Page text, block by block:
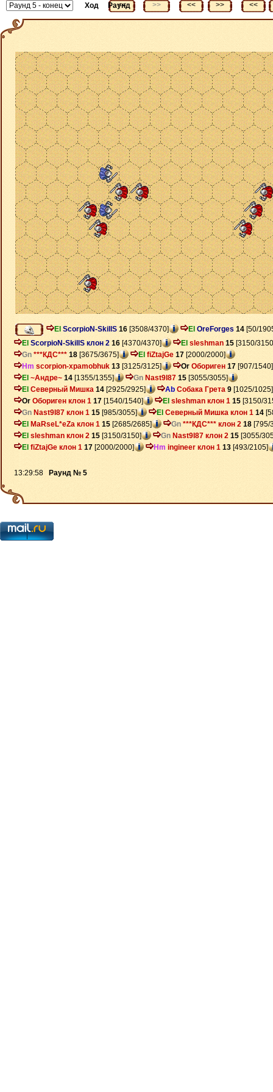
<< >> <<
Ход >> <<
Раунд
El ScorpioN-SkillS 16 [3508/4370] El OreForges 14 [50/
El ScorpioN-SkillS клон 2 16 [4370/4370] El sleshman 15 [3150/
Gn ***КДС*** 18 [3675/3675] El fiZtajGe 17 [2000/2000]
Hm scorpion-xpamobhuk 13 [3125/3125] Or Обориген 17 [907/1540]
El ~Андре~ 14 [1355/1355] Gn Nast9I87 15 [3055/3055]
El Северный Мишка 14 [2925/2925] Ab Собака Грета 9 [1025/1025]
Or Обориген клон 1 17 [1540/1540] El sleshman клон 1 15 [3150/
Gn Nast9I87 клон 1 15 [985/3055] El Северный Мишка клон 1 14
El MaRseL*eZa клон 1 15 [2685/2685] Gn ***КДС*** клон 2 18 [795/
El sleshman клон 2 15 [3150/3150] Gn Nast9I87 клон 2 15 [3055/
El fiZtajGe клон 1 17 [2000/2000] Hm ingineer клон 1 13 [493/2105]
13:29:58 Раунд № 5